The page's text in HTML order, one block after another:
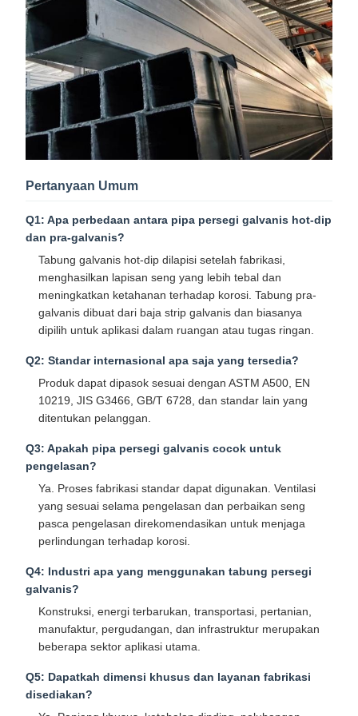
Pertanyaan Umum
Q1: Apa perbedaan antara pipa persegi galvanis hot-dip
dan pra-galvanis?
Tabung galvanis hot-dip dilapisi setelah fabrikasi,
menghasilkan lapisan seng yang lebih tebal dan
meningkatkan ketahanan terhadap korosi. Tabung pra-
galvanis dibuat dari baja strip galvanis dan biasanya
dipilih untuk aplikasi dalam ruangan atau tugas ringan.
Q2: Standar internasional apa saja yang tersedia?
Produk dapat dipasok sesuai dengan ASTM A500, EN
10219, JIS G3466, GB/T 6728, dan standar lain yang
ditentukan pelanggan.
Q3: Apakah pipa persegi galvanis cocok untuk
pengelasan?
Ya. Proses fabrikasi standar dapat digunakan. Ventilasi
yang sesuai selama pengelasan dan perbaikan seng
pasca pengelasan direkomendasikan untuk menjaga
perlindungan terhadap korosi.
Q4: Industri apa yang menggunakan tabung persegi
galvanis?
Konstruksi, energi terbarukan, transportasi, pertanian,
manufaktur, pergudangan, dan infrastruktur merupakan
beberapa sektor aplikasi utama.
Q5: Dapatkah dimensi khusus dan layanan fabrikasi
disediakan?